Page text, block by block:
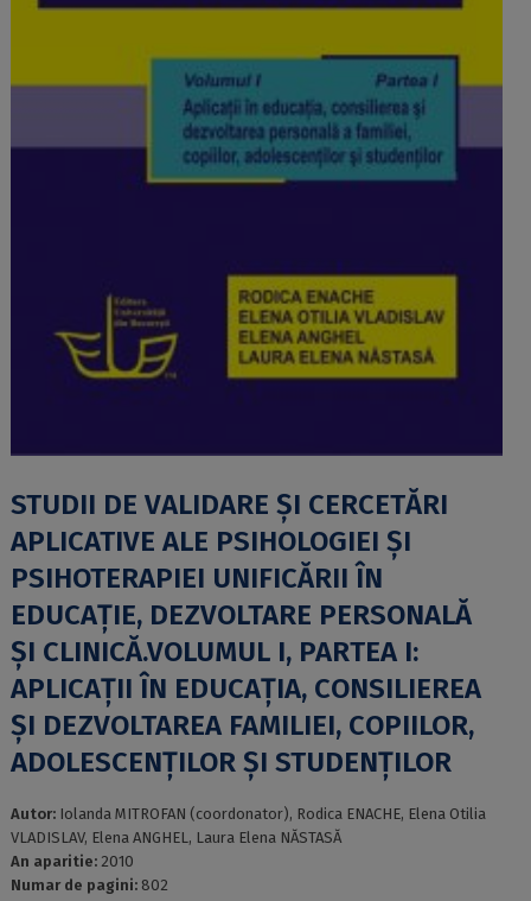
STUDII DE VALIDARE ȘI CERCETĂRI
APLICATIVE ALE PSIHOLOGIEI ȘI
PSIHOTERAPIEI UNIFICĂRII ÎN
EDUCAȚIE, DEZVOLTARE PERSONALĂ
ȘI CLINICĂ.VOLUMUL I, PARTEA I:
APLICAȚII ÎN EDUCAȚIA, CONSILIEREA
ȘI DEZVOLTAREA FAMILIEI, COPIILOR,
ADOLESCENȚILOR ȘI STUDENȚILOR
Autor: Iolanda MITROFAN (coordonator), Rodica ENACHE, Elena Otilia
VLADISLAV, Elena ANGHEL, Laura Elena NĂSTASĂ
An aparitie: 2010
Numar de pagini: 802